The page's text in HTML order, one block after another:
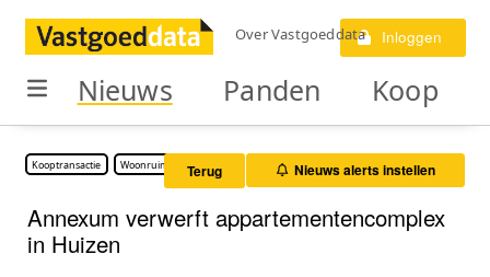
Over Vastgoeddata Inloggen
Nieuws Panden Koop
Kooptransactie Woonruimte Terug Nieuws alerts instellen
Annexum verwerft appartementencomplex
in Huizen